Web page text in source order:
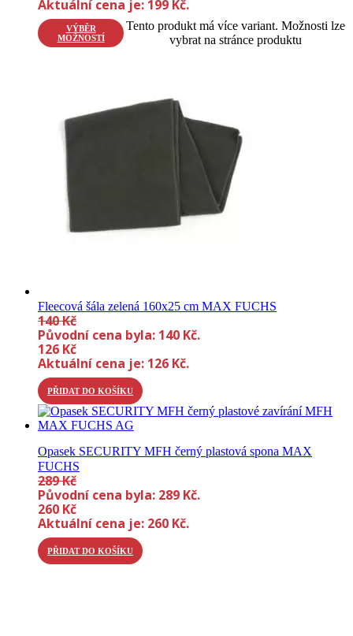
Aktuální cena je: 199 Kč.
VÝBĚR
MOŽNOSTÍ
Tento produkt má více variant. Možnosti lze
vybrat na stránce produktu
Fleecová šála zelená 160x25 cm MAX FUCHS
140Kč
Původní cena byla: 140 Kč.
126 Kč
Aktuální cena je: 126 Kč.
PŘIDAT DO KOŠÍKU
Opasek SECURITY MFH černý plastová spona MAX
FUCHS
289Kč
Původní cena byla: 289 Kč.
260 Kč
Aktuální cena je: 260 Kč.
PŘIDAT DO KOŠÍKU